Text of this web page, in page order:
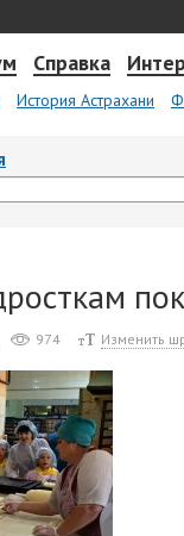
Справка
История Астрахани
974 Изменить